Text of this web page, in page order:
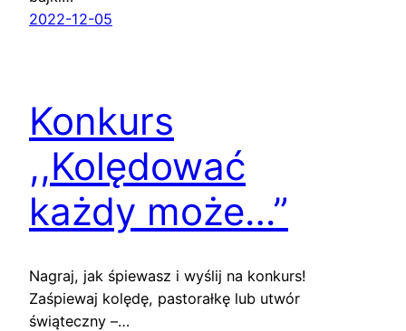
2022-12-05
Konkurs
,,Kolędować
każdy może…”
Nagraj, jak śpiewasz i wyślij na konkurs!
Zaśpiewaj kolędę, pastorałkę lub utwór
świąteczny –…